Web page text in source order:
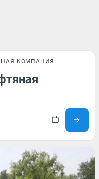
КОМПАНИЯ